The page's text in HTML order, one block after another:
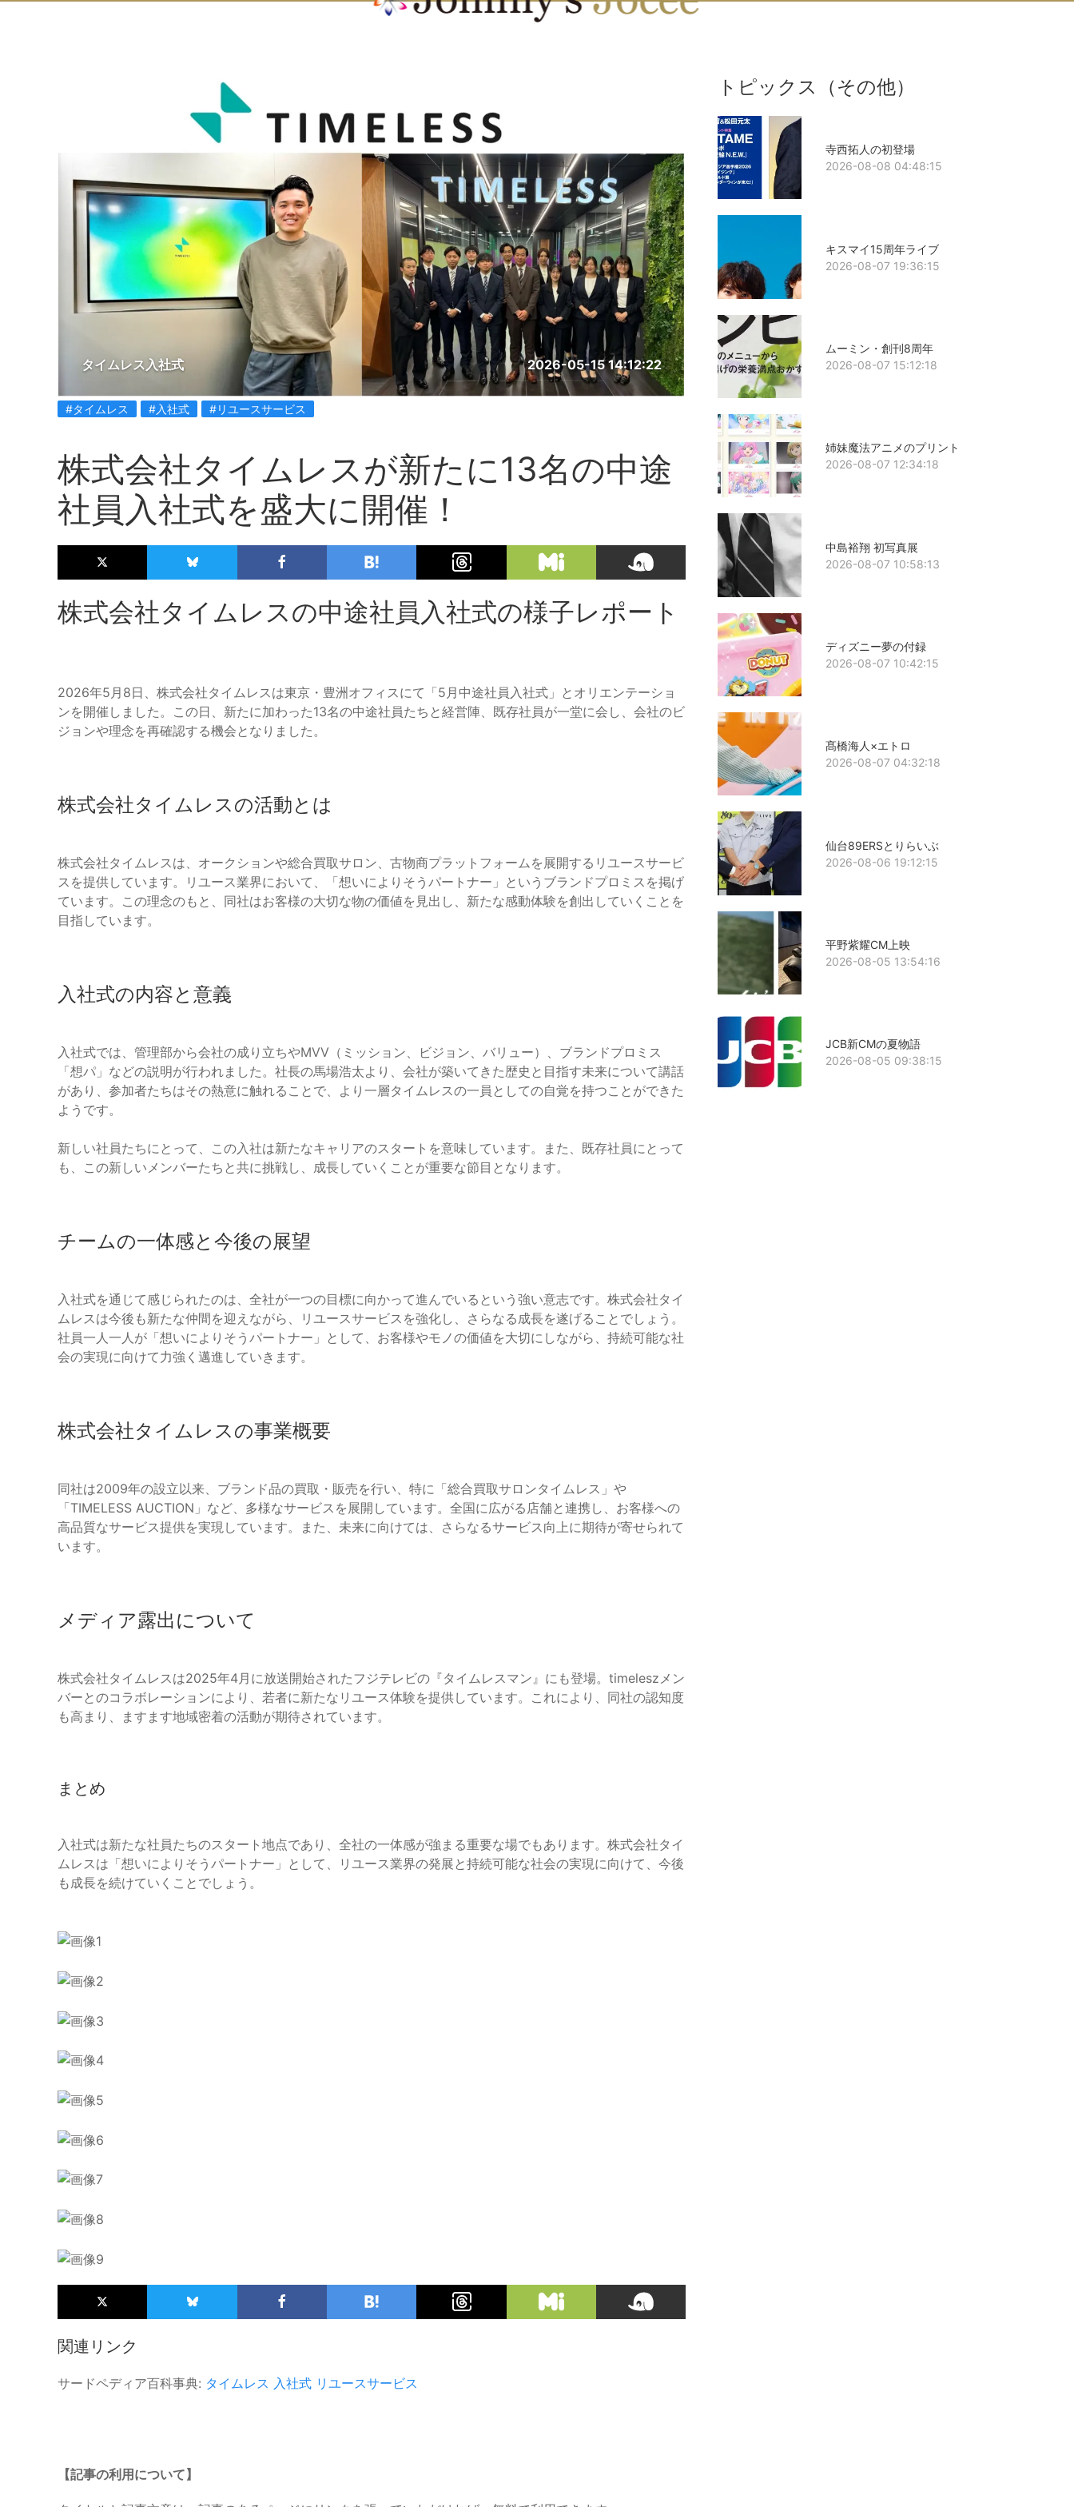
タイムレス入社式 2026-05-15 14:12:22
#タイムレス #入社式 #リユースサービス
株式会社タイムレスが新たに13名の中途
社員入社式を盛大に開催！
株式会社タイムレスの中途社員入社式の様子レポート
2026年5月8日、株式会社タイムレスは東京・豊洲オフィスにて「5月中途社員入社式」とオリエンテーショ
ンを開催しました。この日、新たに加わった13名の中途社員たちと経営陣、既存社員が一堂に会し、会社のビ
ジョンや理念を再確認する機会となりました。
株式会社タイムレスの活動とは
株式会社タイムレスは、オークションや総合買取サロン、古物商プラットフォームを展開するリユースサービ
スを提供しています。リユース業界において、「想いによりそうパートナー」というブランドプロミスを掲げ
ています。この理念のもと、同社はお客様の大切な物の価値を見出し、新たな感動体験を創出していくことを
目指しています。
入社式の内容と意義
入社式では、管理部から会社の成り立ちやMVV（ミッション、ビジョン、バリュー）、ブランドプロミス
「想パ」などの説明が行われました。社長の馬場浩太より、会社が築いてきた歴史と目指す未来について講話
があり、参加者たちはその熱意に触れることで、より一層タイムレスの一員としての自覚を持つことができた
ようです。
新しい社員たちにとって、この入社は新たなキャリアのスタートを意味しています。また、既存社員にとって
も、この新しいメンバーたちと共に挑戦し、成長していくことが重要な節目となります。
チームの一体感と今後の展望
入社式を通じて感じられたのは、全社が一つの目標に向かって進んでいるという強い意志です。株式会社タイ
ムレスは今後も新たな仲間を迎えながら、リユースサービスを強化し、さらなる成長を遂げることでしょう。
社員一人一人が「想いによりそうパートナー」として、お客様やモノの価値を大切にしながら、持続可能な社
会の実現に向けて力強く邁進していきます。
株式会社タイムレスの事業概要
同社は2009年の設立以来、ブランド品の買取・販売を行い、特に「総合買取サロンタイムレス」や
「TIMELESS AUCTION」など、多様なサービスを展開しています。全国に広がる店舗と連携し、お客様への
高品質なサービス提供を実現しています。また、未来に向けては、さらなるサービス向上に期待が寄せられて
います。
メディア露出について
株式会社タイムレスは2025年4月に放送開始されたフジテレビの『タイムレスマン』にも登場。timeleszメン
バーとのコラボレーションにより、若者に新たなリユース体験を提供しています。これにより、同社の認知度
も高まり、ますます地域密着の活動が期待されています。
まとめ
入社式は新たな社員たちのスタート地点であり、全社の一体感が強まる重要な場でもあります。株式会社タイ
ムレスは「想いによりそうパートナー」として、リユース業界の発展と持続可能な社会の実現に向けて、今後
も成長を続けていくことでしょう。
関連リンク
サードペディア百科事典: タイムレス 入社式 リユースサービス
トピックス（その他）
寺西拓人の初登場
2026-08-08 04:48:15
キスマイ15周年ライブ
2026-08-07 19:36:15
ムーミン・創刊8周年
2026-08-07 15:12:18
姉妹魔法アニメのプリント
2026-08-07 12:34:18
中島裕翔 初写真展
2026-08-07 10:58:13
ディズニー夢の付録
2026-08-07 10:42:15
髙橋海人×エトロ
2026-08-07 04:32:18
仙台89ERSとりらいぶ
2026-08-06 19:12:15
平野紫耀CM上映
2026-08-05 13:54:16
JCB新CMの夏物語
2026-08-05 09:38:15
【記事の利用について】